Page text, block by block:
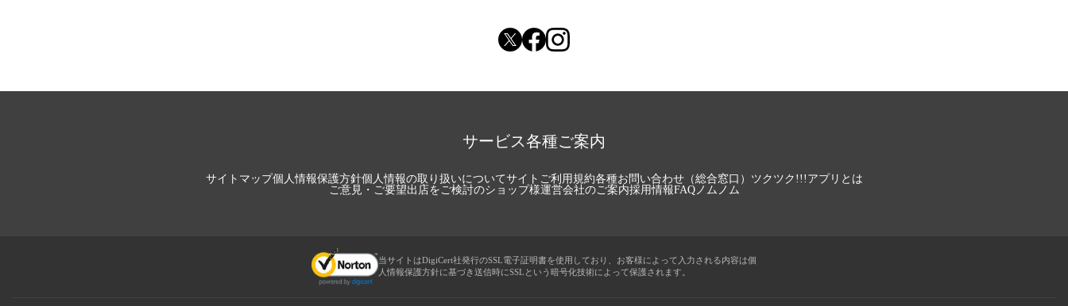
サービス各種ご案内
サイトマップ個人情報保護方針個人情報の取り扱いについてサイトご利用規約各種お問い合わせ（総合窓口） ツクツク!!!アプリとは
ご意見・ご要望出店をご検討のショップ様運営会社のご案内採用情報FAQノムノム
当サイトはDigiCert社発行のSSL電子証明書を使用しており、お客様によって入力される内容は個
人情報保護方針に基づき送信時にSSLという暗号化技術によって保護されます。